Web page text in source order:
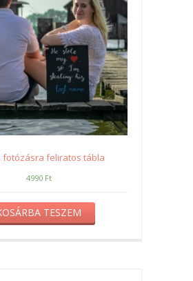
fotózásra feliratos tábla
4990 Ft
TESZEM